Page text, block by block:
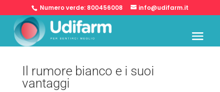
Numero verde: 800456008 info@udifarm.it
Il rumore bianco e i suoi
vantaggi